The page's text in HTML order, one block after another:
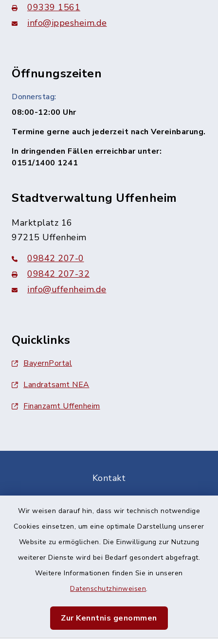
Wir weisen darauf hin, dass wir technisch notwendige
Cookies einsetzen, um eine optimale Darstellung unserer
Website zu ermöglichen. Die Einwilligung zur Nutzung
weiterer Dienste wird bei Bedarf gesondert abgefragt.
Weitere Informationen finden Sie in unseren
Datenschutzhinweisen.
Zur Kenntnis genommen
09339 1561
info@ippesheim.de
Öffnungszeiten
Donnerstag:
08:00-12:00 Uhr
Termine gerne auch jederzeit nach Vereinbarung.
In dringenden Fällen erreichbar unter:
0151/1400 1241
Stadtverwaltung Uffenheim
Marktplatz 16
97215 Uffenheim
09842 207-0
09842 207-32
info@uffenheim.de
Quicklinks
BayernPortal
Landratsamt NEA
Finanzamt Uffenheim
Kontakt
Datenschutz
Impressum
Sitemap
Cookie-Einstellungen